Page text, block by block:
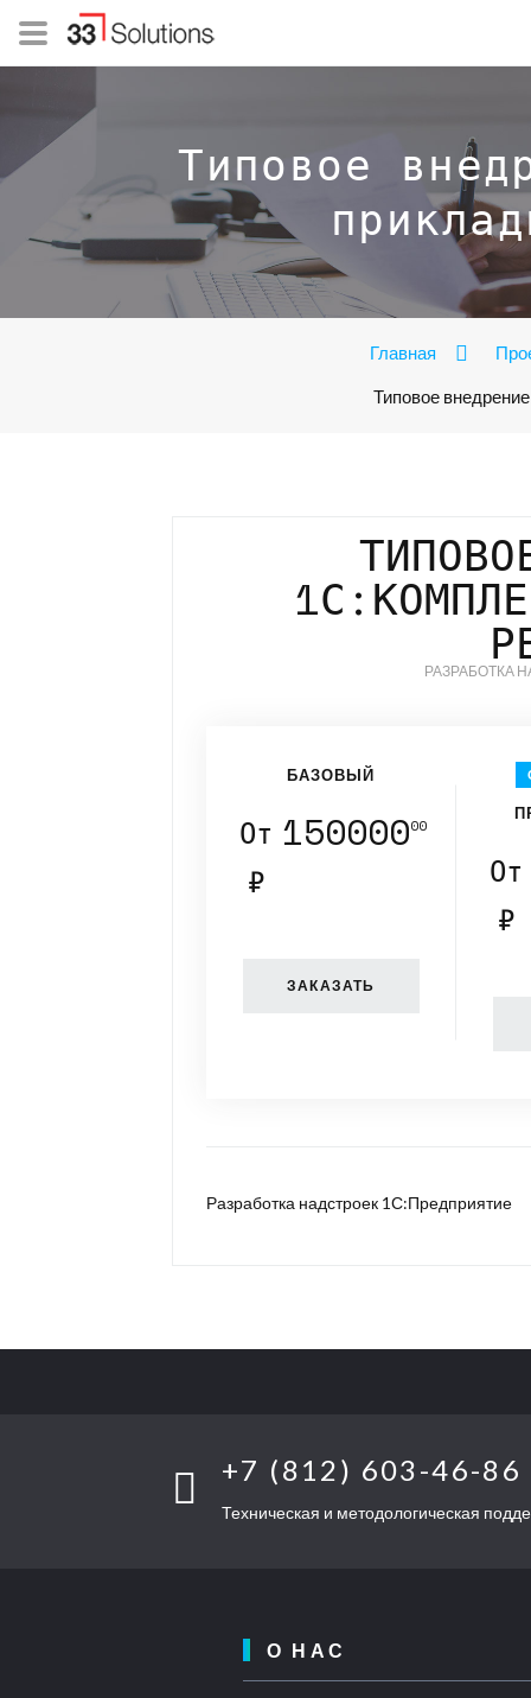
Типовое
Главная
Типовое
РАЗРАБОТКА
БАЗОВЫЙ
От
₽
15000000
ЗАКАЗАТЬ
От
₽
Разработка надстроек 1С:Предприятие
+7 (812) 603-46-86
Техническая и методологическая
О НАС